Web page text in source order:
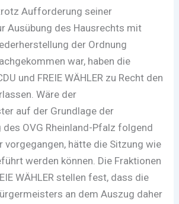
Aufforderung seiner
Ausübung des Hausrechts mit
der Ordnung
war, haben die
und FREIE WÄHLER zu Recht den
Wäre der
auf der Grundlage der
des OVG Rheinland-Pfalz folgend
vorgegangen, hätte die Sitzung wie
werden können. Die Fraktionen
WÄHLER stellen fest, dass die
an dem Auszug daher